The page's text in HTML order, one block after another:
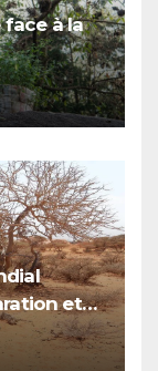
face à la
et
Niño,
de